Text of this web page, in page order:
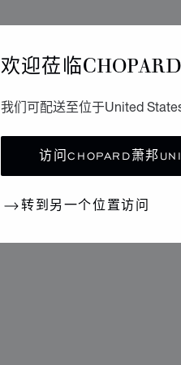
欢迎莅临
我们可配送至位于United
访问CHOPARD萧邦
转到另一个位置访问